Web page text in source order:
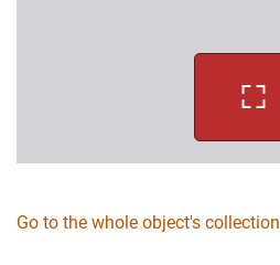
Go to the whole object's collection